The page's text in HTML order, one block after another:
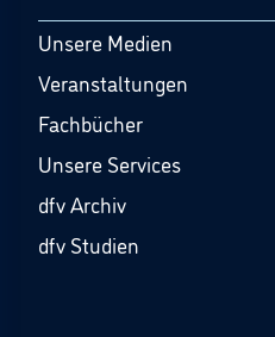
Unsere Medien
Veranstaltungen
Fachbücher
Unsere Services
dfv Archiv
dfv Studien